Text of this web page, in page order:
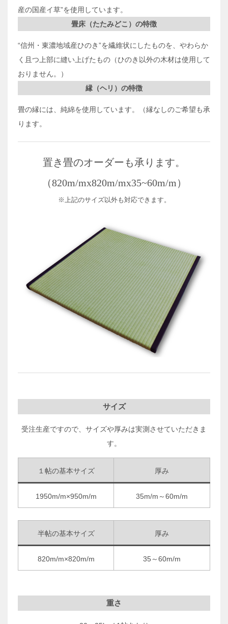
産の国産イ草”を使用しています。
畳床（たたみどこ）の特徴
“信州・東濃地域産ひのき”を繊維状にしたものを、やわらか
く且つ上部に縫い上げたもの（ひのき以外の木材は使用して
おりません。）
縁（ヘリ）の特徴
畳の縁には、純綿を使用しています。（縁なしのご希望も承
ります。
置き畳のオーダーも承ります。
（820m/mx820m/mx35~60m/m）
※上記のサイズ以外も対応できます。
サイズ
受注生産ですので、サイズや厚みは実測させていただきま
す。
１帖の基本サイズ 厚み
1950m/m×950m/m 35m/m～60m/m
半帖の基本サイズ 厚み
820m/m×820m/m 35～60m/m
重さ